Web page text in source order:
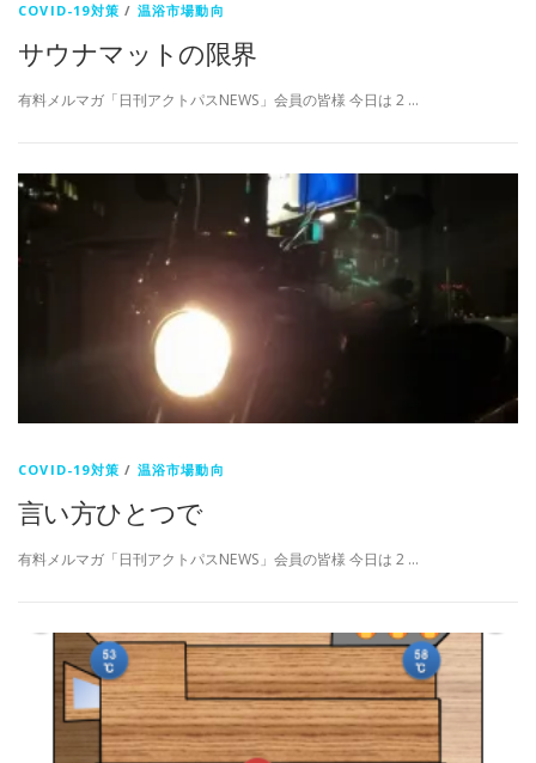
COVID-19対策 / 温浴市場動向
サウナマットの限界
有料メルマガ「日刊アクトパスNEWS」会員の皆様 今日は 2 …
COVID-19対策 / 温浴市場動向
言い方ひとつで
有料メルマガ「日刊アクトパスNEWS」会員の皆様 今日は 2 …